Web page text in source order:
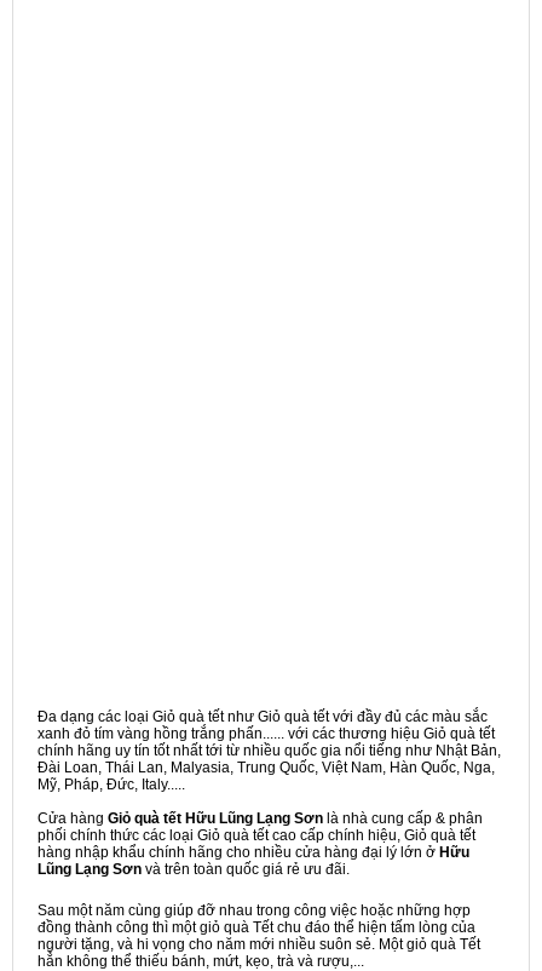
Đa dạng các loại Giỏ quà tết như Giỏ quà tết với đầy đủ các màu sắc
xanh đỏ tím vàng hồng trắng phấn...... với các thương hiệu Giỏ quà tết
chính hãng uy tín tốt nhất tới từ nhiều quốc gia nổi tiếng như Nhật Bản,
Đài Loan, Thái Lan, Malyasia, Trung Quốc, Việt Nam, Hàn Quốc, Nga,
Mỹ, Pháp, Đức, Italy.....
Cửa hàng Giỏ quà tết Hữu Lũng Lạng Sơn là nhà cung cấp & phân
phối chính thức các loại Giỏ quà tết cao cấp chính hiệu, Giỏ quà tết
hàng nhập khẩu chính hãng cho nhiều cửa hàng đại lý lớn ở Hữu
Lũng Lạng Sơn và trên toàn quốc giá rẻ ưu đãi.
Sau một năm cùng giúp đỡ nhau trong công việc hoặc những hợp
đồng thành công thì một giỏ quà Tết chu đáo thể hiện tấm lòng của
người tặng, và hi vọng cho năm mới nhiều suôn sẻ. Một giỏ quà Tết
hẳn không thể thiếu bánh, mứt, kẹo, trà và rượu,...